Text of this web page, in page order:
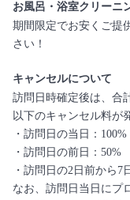
お風呂・浴室クリーニ
期間限定でお安くご提
さい！
キャンセルについて
訪問日時確定後は、合
以下のキャンセル料が
・訪問日の当日：100%
・訪問日の前日：50%
・訪問日の2日前から7
なお、訪問日当日にプ